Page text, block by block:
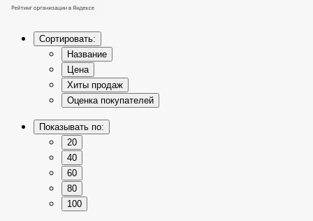
Сортировать:
Название
Цена
Хиты продаж
Оценка покупателей
Показывать по:
20
40
60
80
100